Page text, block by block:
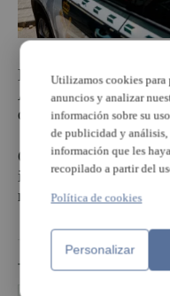
La Guàrdia Civil va
Aldaia al voltant de
diverses unitats a la
Com a conseqüència
individus, un d’ells el
mortal, que ha sigut
TEMAS
Utilizamos cookies
anuncios y analizar
información sobre su
de publicidad y análisis,
información que les
recopilado a partir del
Política de cookies
Personalizar